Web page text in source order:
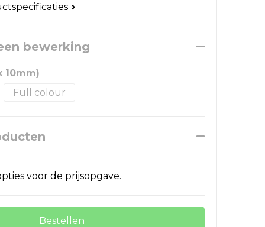
bewerking
10mm)
Full colour
voor de prijsopgave.
Bestellen